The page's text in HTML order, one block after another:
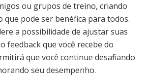
ou grupos de treino, criando
que pode ser benéfica para todos.
a possibilidade de ajustar suas
feedback que você recebe do
que você continue desafiando
seu desempenho.